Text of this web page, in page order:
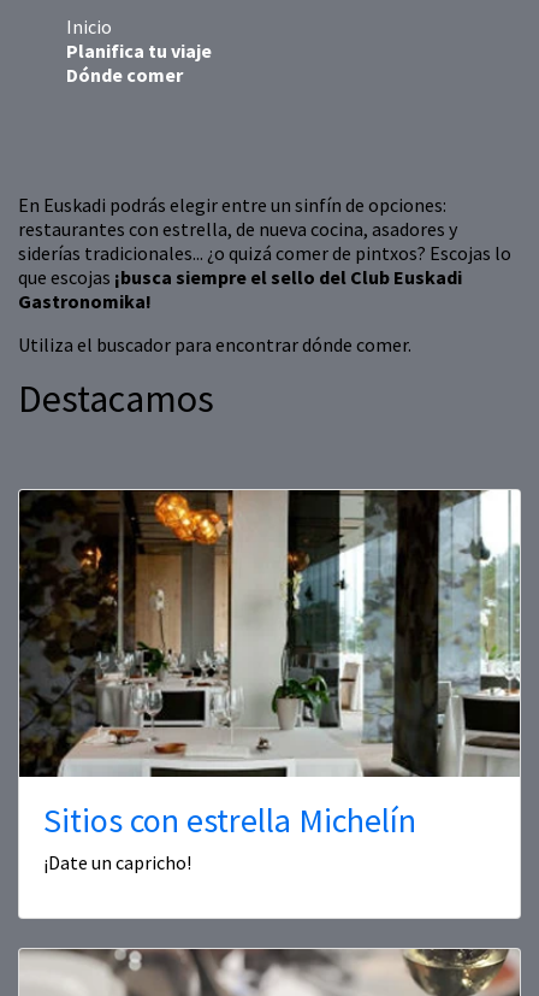
Inicio
Planifica tu viaje
Dónde comer
En Euskadi podrás elegir entre un sinfín de opciones:
restaurantes con estrella, de nueva cocina, asadores y
siderías tradicionales... ¿o quizá comer de pintxos? Escojas lo
que escojas ¡busca siempre el sello del Club Euskadi
Gastronomika!
Utiliza el buscador para encontrar dónde comer.
Destacamos
Sitios con estrella Michelín
¡Date un capricho!